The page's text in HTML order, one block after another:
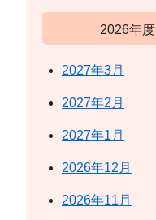
2026年度
2027年3月
2027年2月
2027年1月
2026年12月
2026年11月